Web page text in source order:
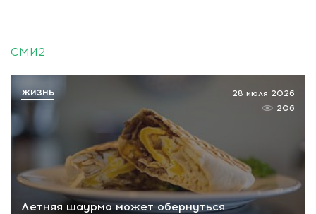
СМИ2
Летняя шаурма может обернуться
28 июля 2026
206
ЖИЗНЬ